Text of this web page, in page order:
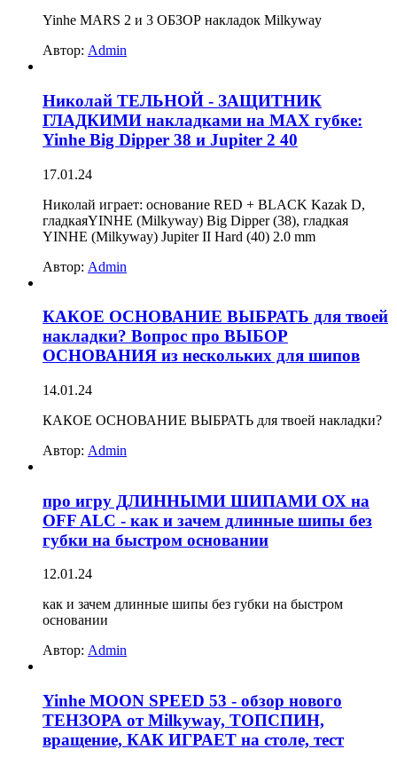
Yinhe MARS 2 и 3 ОБЗОР накладок Milkyway
Автор: Admin
Николай ТЕЛЬНОЙ - ЗАЩИТНИК
ГЛАДКИМИ накладками на MAX губке:
Yinhe Big Dipper 38 и Jupiter 2 40
17.01.24
Николай играет: основание RED + BLACK Kazak D,
гладкаяYINHE (Milkyway) Big Dipper (38), гладкая
YINHE (Milkyway) Jupiter II Hard (40) 2.0 mm
Автор: Admin
КАКОЕ ОСНОВАНИЕ ВЫБРАТЬ для твоей
накладки? Вопрос про ВЫБОР
ОСНОВАНИЯ из нескольких для шипов
14.01.24
КАКОЕ ОСНОВАНИЕ ВЫБРАТЬ для твоей накладки?
Автор: Admin
про игру ДЛИННЫМИ ШИПАМИ ОХ на
OFF ALC - как и зачем длинные шипы без
губки на быстром основании
12.01.24
как и зачем длинные шипы без губки на быстром
основании
Автор: Admin
Yinhe MOON SPEED 53 - обзор нового
ТЕНЗОРА от Milkyway, ТОПСПИН,
вращение, КАК ИГРАЕТ на столе, тест